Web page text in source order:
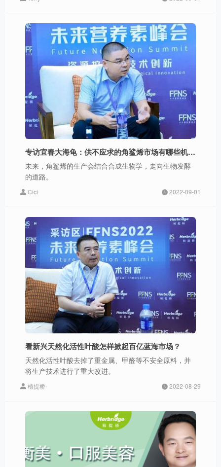
专访宜春大海龟：供不应求的角鲨烯市场有哪些机会？
未来，角鲨烯的生产会结合合成生物学，走向生物发酵
的道路。
Cici 2022-09-01
看新兴天然化活性叶酸怎样掀起百亿蓝海市场？
天然化活性叶酸去掉了重金属、甲醛等不安全原料，并
将生产技术进行了重大改进。
植提桥- 2022-08-29